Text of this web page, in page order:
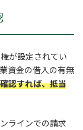
が設定されてい
資金の借入の有無
認すれば、抵当
ラインでの請求